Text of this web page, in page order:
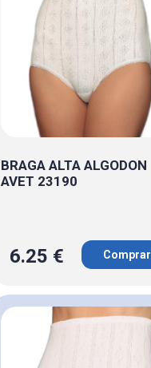
BRAGA ALTA ALGODON
AVET 23190
6.25 € Comprar